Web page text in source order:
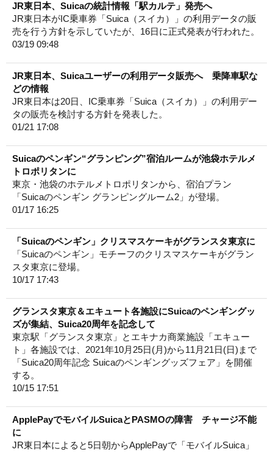
JR東日本、Suicaの統計情報「駅カルテ」発売へ
JR東日本がIC乗車券「Suica（スイカ）」の利用データの販
売を行う方針を示していたが、16日に正式発表が行われた。
03/19 09:48
JR東日本、Suicaユーザーの利用データ販売へ 乗降車駅な
どの情報
JR東日本は20日、IC乗車券「Suica（スイカ）」の利用デー
タの販売を検討する方針を発表した。
01/21 17:08
Suicaのペンギン“グランピング”宿泊ルームが池袋ホテルメ
トロポリタンに
東京・池袋のホテルメトロポリタンから、宿泊プラン
「Suicaのペンギン グランピングルーム2」が登場。
01/17 16:25
「Suicaのペンギン」クリスマスケーキがグランスタ東京に
「Suicaのペンギン」モチーフのクリスマスケーキがグラン
スタ東京に登場。
10/17 17:43
グランスタ東京＆エキュート各施設にSuicaのペンギングッ
ズが集結、Suica20周年を記念して
東京駅「グランスタ東京」とエキナカ商業施設「エキュー
ト」各施設では、2021年10月25日(月)から11月21日(日)まで
「Suica20周年記念 Suicaのペンギングッズフェア」を開催
する。
10/15 17:51
ApplePayでモバイルSuicaとPASMOの障害 チャージ不能
に
JR東日本によると5日朝からApplePayで「モバイルSuica」